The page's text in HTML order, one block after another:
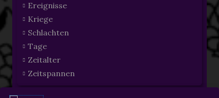
Ereignisse
Kriege
Schlachten
Tage
Zeitalter
Zeitspannen